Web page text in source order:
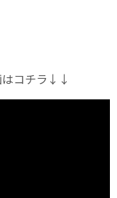
はコチラ↓↓